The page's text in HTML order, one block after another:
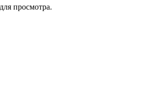
просмотра.